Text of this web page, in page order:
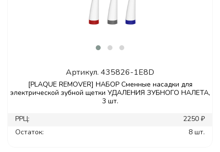
Артикул. 435826-1E8D
[PLAQUE REMOVER] НАБОР Сменные насадки для
электрической зубной щетки УДАЛЕНИЯ ЗУБНОГО НАЛЕТА,
3 шт.
РРЦ:
2250 ₽
Остаток:
8 шт.